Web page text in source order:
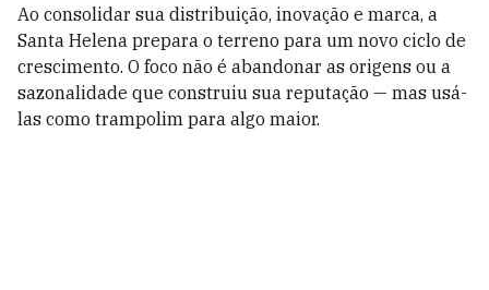
Ao consolidar sua distribuição, inovação e marca, a
Santa Helena prepara o terreno para um novo ciclo de
crescimento. O foco não é abandonar as origens ou a
sazonalidade que construiu sua reputação — mas usá-
las como trampolim para algo maior.